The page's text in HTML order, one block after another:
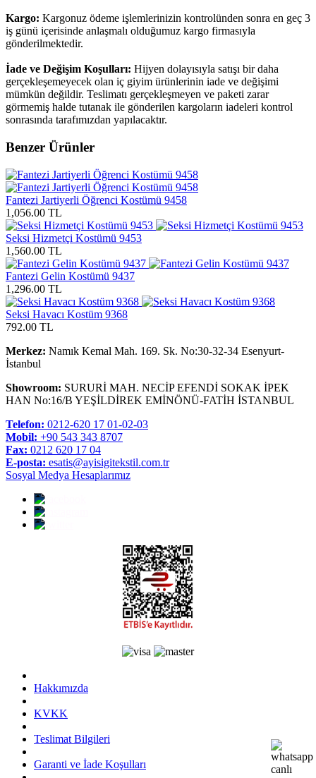
Kargo: Kargonuz ödeme işlemlerinizin kontrolünden sonra en geç 3
iş günü içerisinde anlaşmalı olduğumuz kargo firmasıyla
gönderilmektedir.
İade ve Değişim Koşulları: Hijyen dolayısıyla satışı bir daha
gerçekleşemeyecek olan iç giyim ürünlerinin iade ve değişimi
mümkün değildir. Teslimatı gerçekleşmeyen ve paketi zarar
görmemiş halde tutanak ile gönderilen kargoların iadeleri kontrol
sonrasında tarafımızdan yapılacaktır.
Benzer Ürünler
Fantezi Jartiyerli Öğrenci Kostümü 9458
1,056.00 TL
Seksi Hizmetçi Kostümü 9453
1,560.00 TL
Fantezi Gelin Kostümü 9437
1,296.00 TL
Seksi Havacı Kostüm 9368
792.00 TL
Merkez: Namık Kemal Mah. 169. Sk. No:30-32-34 Esenyurt-
İstanbul
Showroom: SURURİ MAH. NECİP EFENDİ SOKAK İPEK
HAN No:16/B YEŞİLDİREK EMİNÖNÜ-FATİH İSTANBUL
Telefon: 0212-620 17 01-02-03
Mobil: +90 543 343 8707
Fax: 0212 620 17 04
E-posta: esatis@ayisigitekstil.com.tr
Sosyal Medya Hesaplarımız
Hakkımızda
KVKK
Teslimat Bilgileri
Garanti ve İade Koşulları